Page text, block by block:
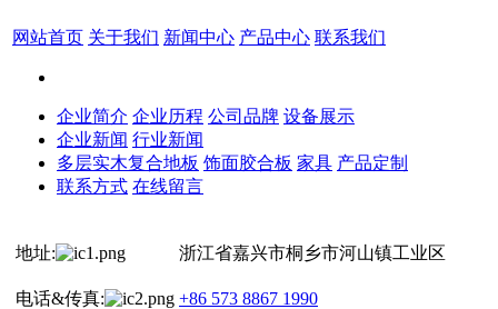
网站首页 关于我们 新闻中心 产品中心 联系我们
企业简介 企业历程 公司品牌 设备展示
企业新闻 行业新闻
多层实木复合地板 饰面胶合板 家具 产品定制
联系方式 在线留言
地址: 浙江省嘉兴市桐乡市河山镇工业区
电话&传真:
+86 573 8867 1990